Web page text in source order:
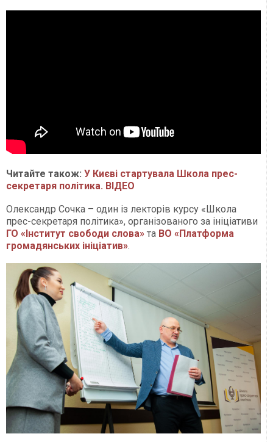
Читайте також: У Києві стартувала Школа прес-
секретаря політика. ВІДЕО
Олександр Сочка – один із лекторів курсу «Школа
прес-секретаря політика», організованого за ініціативи
ГО «Інститут свободи слова» та ВО «Платформа
громадянських ініціатив».